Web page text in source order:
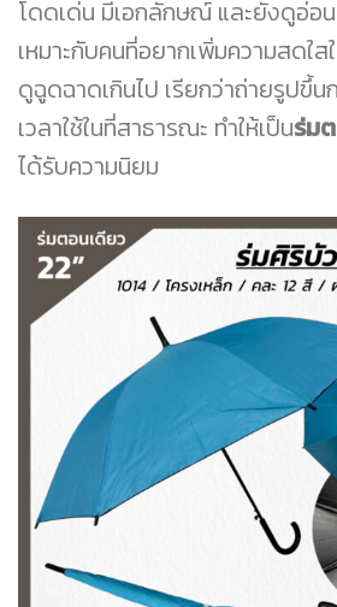
โดดเด่น มีเอกลักษณ์ และยังดูอ่อน
เหมาะกับคนที่อยากเพิ่มความสดใ
ดูฉูดฉาดเกินไป เรียกว่าถ่ายรูปขึ้
เวลาใช้ในที่สาธารณะ ทำให้เป็นร่ม
ได้รับความนิยม